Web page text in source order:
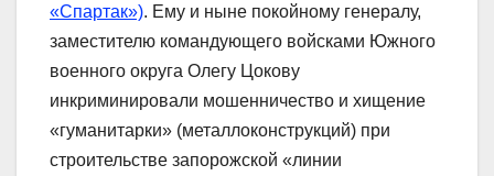
«Спартак»). Ему и ныне покойному генералу,
заместителю командующего войсками Южного
военного округа Олегу Цокову
инкриминировали мошенничество и хищение
«гуманитарки» (металлоконструкций) при
строительстве запорожской «линии